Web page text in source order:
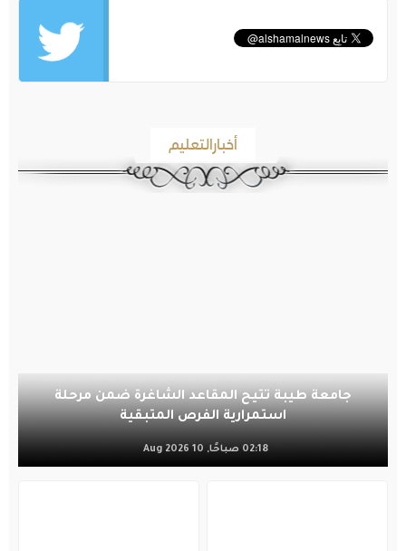
أخبارالتعليم
جامعة طيبة تتيح المقاعد الشاغرة ضمن مرحلة
استمرارية الفرص المتبقية
02:18 صباحًا, 10 Aug 2026